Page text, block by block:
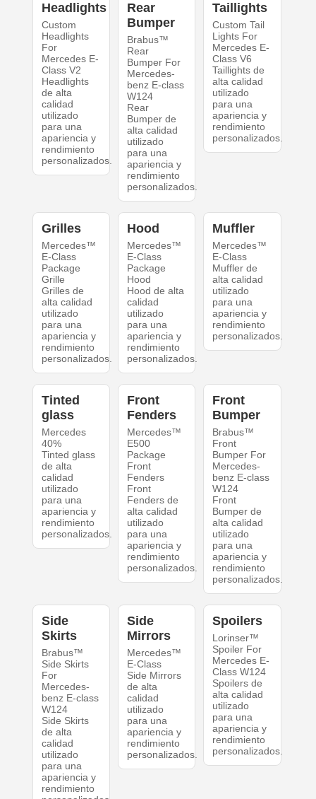
Headlights
Custom
Headlights
For
Mercedes E-
Class V2
Headlights
de alta
calidad
utilizado
para una
apariencia y
rendimiento
personalizados.
Rear
Bumper
Brabus™
Rear
Bumper For
Mercedes-
benz E-class
W124
Rear
Bumper de
alta calidad
utilizado
para una
apariencia y
rendimiento
personalizados.
Taillights
Custom Tail
Lights For
Mercedes E-
Class V6
Taillights de
alta calidad
utilizado
para una
apariencia y
rendimiento
personalizados.
Grilles
Mercedes™
E-Class
Package
Grille
Grilles de
alta calidad
utilizado
para una
apariencia y
rendimiento
personalizados.
Hood
Mercedes™
E-Class
Package
Hood
Hood de alta
calidad
utilizado
para una
apariencia y
rendimiento
personalizados.
Muffler
Mercedes™
E-Class
Muffler de
alta calidad
utilizado
para una
apariencia y
rendimiento
personalizados.
Tinted
glass
Mercedes
40%
Tinted glass
de alta
calidad
utilizado
para una
apariencia y
rendimiento
personalizados.
Front
Fenders
Mercedes™
E500
Package
Front
Fenders
Front
Fenders de
alta calidad
utilizado
para una
apariencia y
rendimiento
personalizados.
Front
Bumper
Brabus™
Front
Bumper For
Mercedes-
benz E-class
W124
Front
Bumper de
alta calidad
utilizado
para una
apariencia y
rendimiento
personalizados.
Side
Skirts
Brabus™
Side Skirts
For
Mercedes-
benz E-class
W124
Side Skirts
de alta
calidad
utilizado
para una
apariencia y
rendimiento
Side
Mirrors
Mercedes™
E-Class
Side Mirrors
de alta
calidad
utilizado
para una
apariencia y
rendimiento
personalizados.
Spoilers
Lorinser™
Spoiler For
Mercedes E-
Class W124
Spoilers de
alta calidad
utilizado
para una
apariencia y
rendimiento
personalizados.